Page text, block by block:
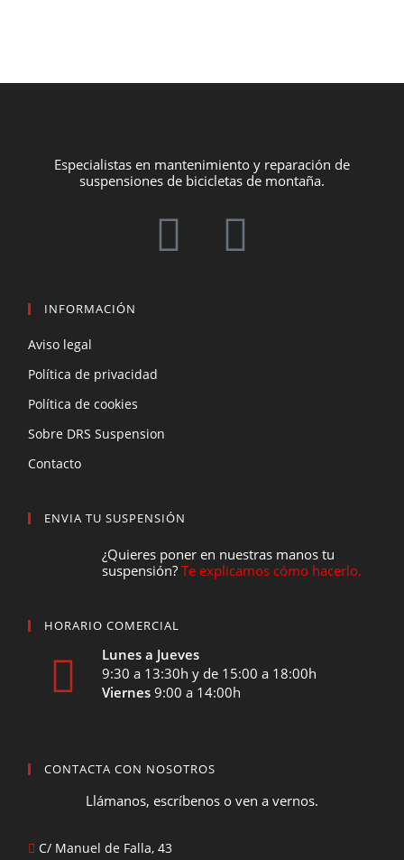
Especialistas en mantenimiento y reparación de
suspensiones de bicicletas de montaña.
INFORMACIÓN
Aviso legal
Política de privacidad
Política de cookies
Sobre DRS Suspension
Contacto
ENVIA TU SUSPENSIÓN
¿Quieres poner en nuestras manos tu
suspensión?Te explicamos cómo hacerlo.
HORARIO COMERCIAL
Lunes a Jueves
9:30 a 13:30h y de 15:00 a 18:00h
Viernes9:00 a 14:00h
CONTACTA CON NOSOTROS
Llámanos, escríbenos o ven a vernos.
C/ Manuel de Falla, 43